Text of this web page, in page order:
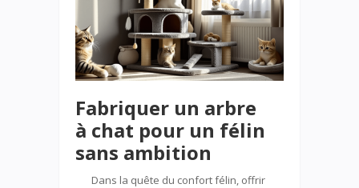
Fabriquer un arbre
à chat pour un félin
sans ambition
Dans la quête du confort félin, offrir